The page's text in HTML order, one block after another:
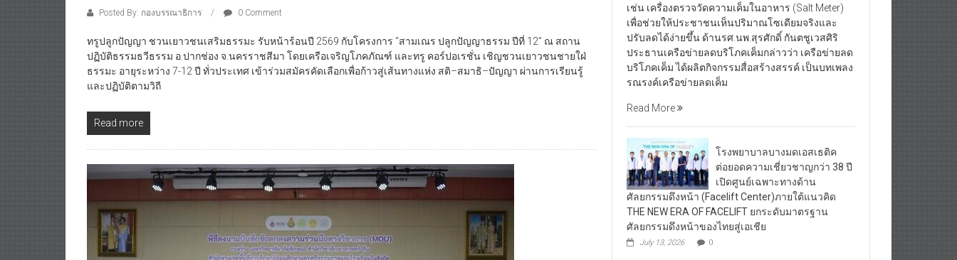
Posted By: กองบรรณาธิการ 0 Comment
ทรูปลูกปัญญา ชวนเยาวชนเสริมธรรมะ รับหน้าร้อนปี 2569 กับโครงการ “สามเณร ปลูกปัญญาธรรม ปีที่ 12” ณ สถาน
ปฏิบัติธรรมธวีธรรม อ.ปากช่อง จ.นครราชสีมา โดยเครือเจริญโภคภัณฑ์ และทรู คอร์ปอเรชั่น เชิญชวนเยาวชนชายใฝ่
ธรรมะ อายุระหว่าง 7-12 ปี ทั่วประเทศ เข้าร่วมสมัครคัดเลือกเพื่อก้าวสู่เส้นทางแห่ง สติ–สมาธิ–ปัญญา ผ่านการเรียนรู้
และปฏิบัติตามวิถี
Read more
เช่น เครื่องตรวจวัดความเค็มในอาหาร (Salt Meter)
เพื่อช่วยให้ประชาชนเห็นปริมาณโซเดียมจริงและ
ปรับลดได้ง่ายขึ้น ด้านรศ.นพ.สุรศักดิ์ กันตชูเวสศิริ
ประธานเครือข่ายลดบริโภคเค็มกล่าวว่า เครือข่ายลด
บริโภคเค็ม ได้ผลิตกิจกรรมสื่อสร้างสรรค์ เป็นบทเพลง
รณรงค์เครือข่ายลดเค็ม
Read More
โรงพยาบาลบางมดเอสเธติค
ต่อยอดความเชี่ยวชาญกว่า 38 ปี
เปิดศูนย์เฉพาะทางด้าน
ศัลยกรรมดึงหน้า (Facelift Center)ภายใต้แนวคิด
THE NEW ERA OF FACELIFT ยกระดับมาตรฐาน
ศัลยกรรมดึงหน้าของไทยสู่เอเชีย
July 13, 2026 0